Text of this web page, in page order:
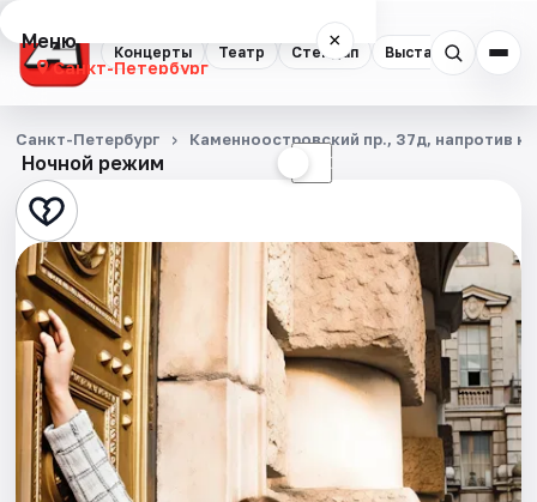
Концерты Театр Стендап Выставки
Меню ×
Санкт-Петербург
Концерты
Театр
Стендап
Выставки
Квесты
Экскурсии
Спорт
Ночной режим ☾
Санкт-Петербург Каменноостровский пр., 37д, напротив